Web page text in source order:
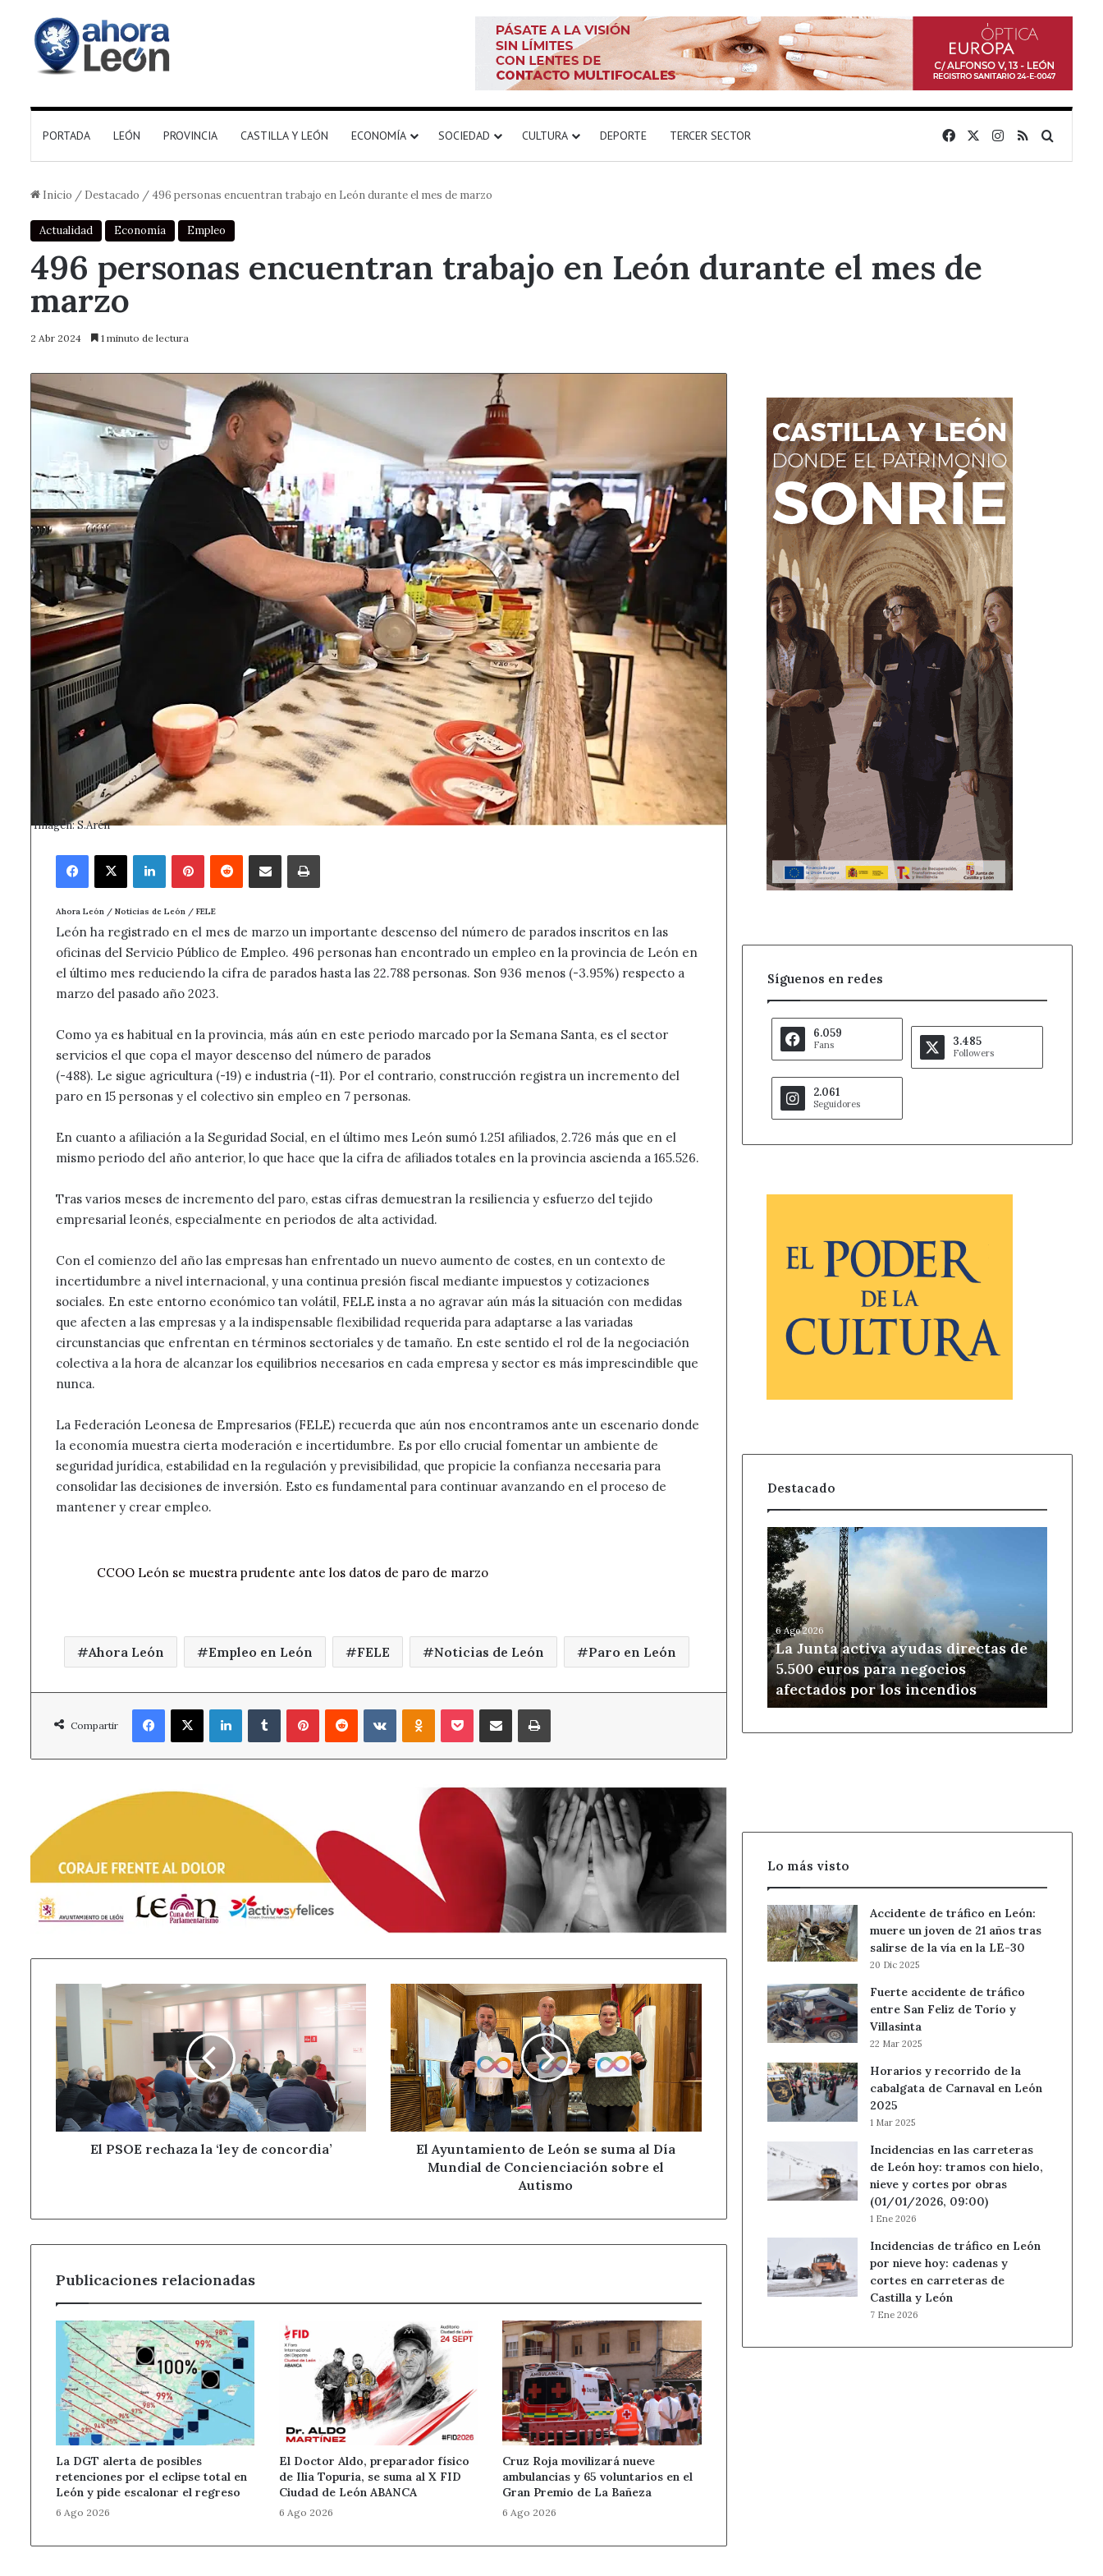
PORTADA LEÓN PROVINCIA CASTILLA Y LEÓN ECONOMÍA SOCIEDAD CULTURA DEPORTE TERCER SECTOR FacebookInstagram
RSS
Inicio / Destacado /496 personas encuentran trabajo en León durante el mes de marzo
Actualidad Economía Empleo
496 personas encuentran trabajo en León durante el mes de
marzo
2 Abr 2024 1 minuto de lectura
Imagen: S.Arén
Facebook
X LinkedInPinterestReddit Compartir por correo electrónicoImprimir
Ahora León / Noticias de León / FELE
León ha registrado en el mes de marzo un importante descenso del número de parados inscritos en las
oficinas del Servicio Público de Empleo. 496 personas han encontrado un empleo en la provincia de León en
el último mes reduciendo la cifra de parados hasta las 22.788 personas. Son 936 menos (-3.95%) respecto a
marzo del pasado año 2023.
Como ya es habitual en la provincia, más aún en este periodo marcado por la Semana Santa, es el sector
servicios el que copa el mayor descenso del número de parados
(-488). Le sigue agricultura (-19) e industria (-11). Por el contrario, construcción registra un incremento del
paro en 15 personas y el colectivo sin empleo en 7 personas.
En cuanto a afiliación a la Seguridad Social, en el último mes León sumó 1.251 afiliados, 2.726 más que en el
mismo periodo del año anterior, lo que hace que la cifra de afiliados totales en la provincia ascienda a 165.526.
Tras varios meses de incremento del paro, estas cifras demuestran la resiliencia y esfuerzo del tejido
empresarial leonés, especialmente en periodos de alta actividad.
Con el comienzo del año las empresas han enfrentado un nuevo aumento de costes, en un contexto de
incertidumbre a nivel internacional, y una continua presión fiscal mediante impuestos y cotizaciones
sociales. En este entorno económico tan volátil, FELE insta a no agravar aún más la situación con medidas
que afecten a las empresas y a la indispensable flexibilidad requerida para adaptarse a las variadas
circunstancias que enfrentan en términos sectoriales y de tamaño. En este sentido el rol de la negociación
colectiva a la hora de alcanzar los equilibrios necesarios en cada empresa y sector es más imprescindible que
nunca.
La Federación Leonesa de Empresarios (FELE) recuerda que aún nos encontramos ante un escenario donde
la economía muestra cierta moderación e incertidumbre. Es por ello crucial fomentar un ambiente de
seguridad jurídica, estabilidad en la regulación y previsibilidad, que propicie la confianza necesaria para
consolidar las decisiones de inversión. Esto es fundamental para continuar avanzando en el proceso de
mantener y crear empleo.
CCOO León se muestra prudente ante los datos de paro de marzo
Ahora León Empleo en León FELE Noticias de León Paro en León
Compartir
Facebook
X LinkedInTumblrPinterestReddit VKontakteOdnoklassniki
PocketCompartir por correo electrónicoImprimir
rechaza
la
‘ley
de
concordia’
El PSOE rechaza la ‘ley de concordia’
El
Ayuntamiento
de
León
se
suma
al
Día
Mundial
Concienciación
Autismo
El Ayuntamiento de León se suma al Día
Mundial de Concienciación sobre el
Autismo
Publicaciones relacionadas
La DGT alerta de posibles
retenciones por el eclipse total en
León y pide escalonar el regreso
6 Ago 2026
El Doctor Aldo, preparador físico
de Ilia Topuria, se suma al X FID
Ciudad de León ABANCA
6 Ago 2026
Cruz Roja movilizará nueve
ambulancias y 65 voluntarios en el
Gran Premio de La Bañeza
6 Ago 2026
Síguenos en redes
6.059
Fans 3.485
Followers
2.061
Seguidores
Destacado
La
Junta
activa
ayudas
directas
de
5.500
euros
para
negocios
afectados
6 Ago 2026
La Junta activa ayudas directas de
5.500 euros para negocios
afectados por los incendios
Lo más visto
Accidente de tráfico en León:
muere un joven de 21 años tras
salirse de la vía en la LE-30
20 Dic 2025
Fuerte accidente de tráfico
entre San Feliz de Torío y
Villasinta
22 Mar 2025
Horarios y recorrido de la
cabalgata de Carnaval en León
2025
1 Mar 2025
Incidencias en las carreteras
de León hoy: tramos con hielo,
nieve y cortes por obras
(01/01/2026, 09:00)
1 Ene 2026
Incidencias de tráfico en León
por nieve hoy: cadenas y
cortes en carreteras de
Castilla y León
7 Ene 2026